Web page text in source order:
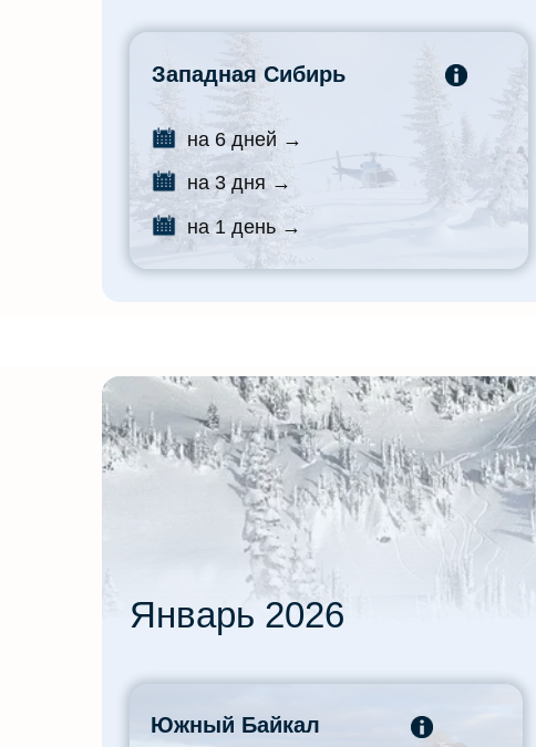
на 6 дней →
на 3 дня →
на 1 день →
Западная Сибирь
Январь 2026
Южный Байкал